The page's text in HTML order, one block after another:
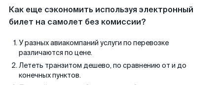
Как еще сэкономить используя электронный
билет на самолет без комиссии?
У разных авиакомпаний услуги по перевозке
различаются по цене.
Лететь транзитом дешево, по сравнению от и до
конечных пунктов.